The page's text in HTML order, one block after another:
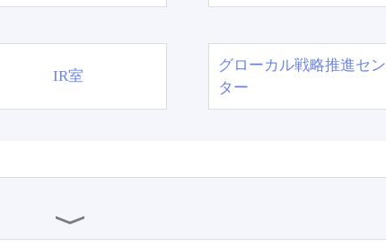
IR室
グローカル戦略推進セン
ター